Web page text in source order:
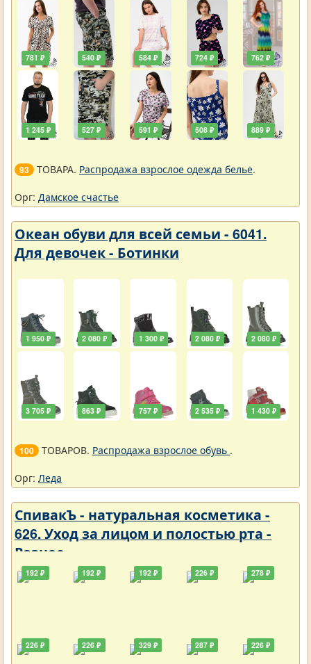
781 ₽
1 245 ₽
540 ₽
527 ₽
584 ₽
591 ₽
724 ₽
508 ₽
762 ₽
889 ₽
93 ТОВАРА. Распродажа взрослое одежда белье.
Орг: Дамское счастье
Океан обуви для всей семьи - 6041.
Для девочек - Ботинки
1 950 ₽
3 705 ₽
2 080 ₽
863 ₽
1 300 ₽
757 ₽
2 080 ₽
2 535 ₽
2 080 ₽
1 430 ₽
100 ТОВАРОВ. Распродажа взрослое обувь .
Орг: Леда
СпивакЪ - натуральная косметика -
626. Уход за лицом и полостью рта -
Разное
192 ₽
226 ₽
192 ₽
226 ₽
192 ₽
329 ₽
226 ₽
287 ₽
278 ₽
226 ₽